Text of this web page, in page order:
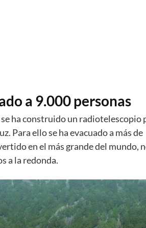
a 9.000 personas
ha construido un radiotelescopio
Para ello se ha evacuado a más de
en el más grande del mundo,
a la redonda.